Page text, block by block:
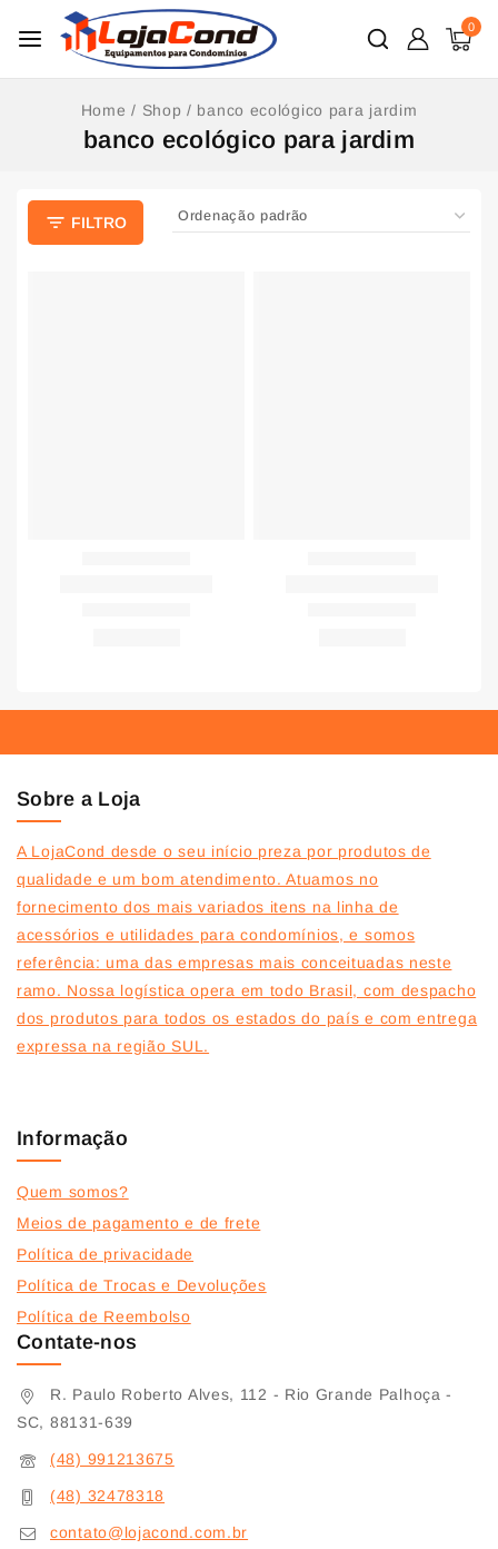
0
Home / Shop / banco ecológico para jardim
banco ecológico para jardim
FILTRO
Sobre a Loja
A LojaCond desde o seu início preza por produtos de
qualidade e um bom atendimento. Atuamos no
fornecimento dos mais variados itens na linha de
acessórios e utilidades para condomínios, e somos
referência: uma das empresas mais conceituadas neste
ramo. Nossa logística opera em todo Brasil, com despacho
dos produtos para todos os estados do país e com entrega
expressa na região SUL.
Informação
Quem somos?
Meios de pagamento e de frete
Política de privacidade
Política de Trocas e Devoluções
Política de Reembolso
Contate-nos
R. Paulo Roberto Alves, 112 - Rio Grande Palhoça -
SC, 88131-639
(48) 991213675
(48) 32478318
contato@lojacond.com.br